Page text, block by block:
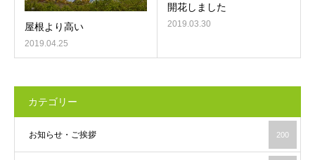
屋根より高い
2019.04.25
開花しました
2019.03.30
カテゴリー
お知らせ・ご挨拶 200